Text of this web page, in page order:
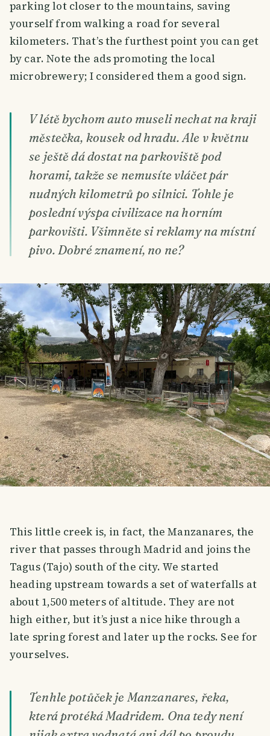
parking lot closer to the mountains, saving
yourself from walking a road for several
kilometers. That’s the furthest point you can get
by car. Note the ads promoting the local
microbrewery; I considered them a good sign.
V létě bychom auto museli nechat na kraji
městečka, kousek od hradu. Ale v květnu
se ještě dá dostat na parkoviště pod
horami, takže se nemusíte vláčet pár
nudných kilometrů po silnici. Tohle je
poslední výspa civilizace na horním
parkovišti. Všimněte si reklamy na místní
pivo. Dobré znamení, no ne?
This little creek is, in fact, the Manzanares, the
river that passes through Madrid and joins the
Tagus (Tajo) south of the city. We started
heading upstream towards a set of waterfalls at
about 1,500 meters of altitude. They are not
high either, but it’s just a nice hike through a
late spring forest and later up the rocks. See for
yourselves.
Tenhle potůček je Manzanares, řeka,
která protéká Madridem. Ona tedy není